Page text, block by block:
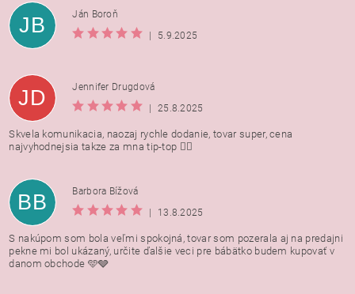
JB
Ján Boroň
|
5.9.2025
JD
Jennifer Drugdová
|
25.8.2025
Skvela komunikacia, naozaj rychle dodanie, tovar super, cena
najvyhodnejsia takze za mna tip-top 👍🏻
BB
Barbora Bížová
|
13.8.2025
S nakúpom som bola veľmi spokojná, tovar som pozerala aj na predajni
pekne mi bol ukázaný, určite ďalšie veci pre bábätko budem kupovať v
danom obchode 🩵🩶